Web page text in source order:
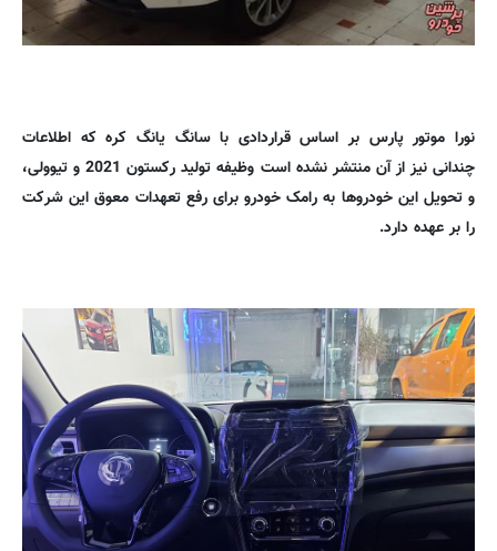
نورا موتور پارس بر اساس قراردادی با سانگ یانگ کره که اطلاعات
چندانی نیز از آن منتشر نشده است وظیفه تولید رکستون 2021 و تیوولی،
و تحویل این خودروها به رامک خودرو برای رفع تعهدات معوق این شرکت
را بر عهده دارد.